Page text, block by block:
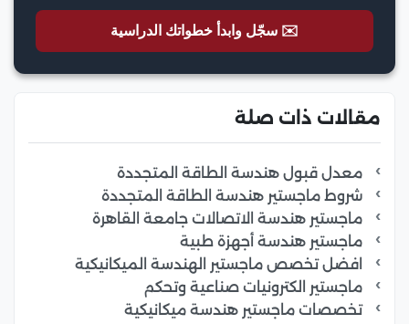
✉️ سجّل وابدأ خطواتك الدراسية
مقالات ذات صلة
معدل قبول هندسة الطاقة المتجددة
شروط ماجستير هندسة الطاقة المتجددة
ماجستير هندسة الاتصالات جامعة القاهرة
ماجستير هندسة أجهزة طبية
افضل تخصص ماجستير الهندسة الميكانيكية
ماجستير الكترونيات صناعية وتحكم
تخصصات ماجستير هندسة ميكانيكية